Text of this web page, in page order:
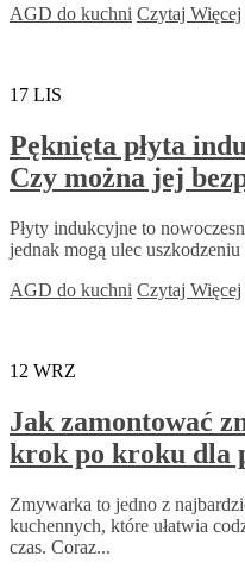
AGD do kuchni Czytaj Więcej
17 LIS
Pęknięta płyta
Czy można jej
Płyty indukcyjne to
jednak mogą ulec
AGD do kuchni Czytaj Więcej
12 WRZ
Jak zamontować
krok po kroku dla
Zmywarka to jedno z
kuchennych, które ułatwia
czas. Coraz...